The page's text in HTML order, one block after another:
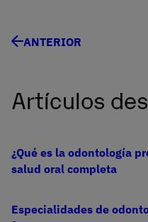
ANTERIOR
Artículos
¿Qué es la odontología
salud oral completa
Especialidades de